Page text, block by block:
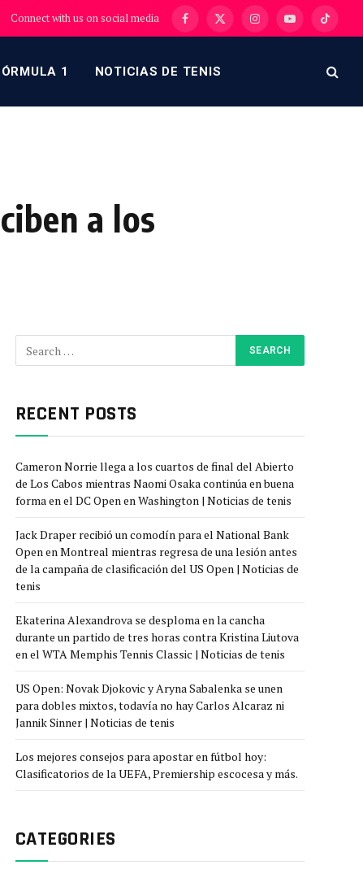
Connect with us on social media Facebook
X
InstagramYouTubeTikTok
1 NOTICIAS DE TENIS
a los
RECENT POSTS
Cameron Norrie llega a los cuartos de final del Abierto
de Los Cabos mientras Naomi Osaka continúa en buena
forma en el DC Open en Washington | Noticias de tenis
Jack Draper recibió un comodín para el National Bank
Open en Montreal mientras regresa de una lesión antes
de la campaña de clasificación del US Open | Noticias de
tenis
Ekaterina Alexandrova se desploma en la cancha
durante un partido de tres horas contra Kristina Liutova
en el WTA Memphis Tennis Classic | Noticias de tenis
US Open: Novak Djokovic y Aryna Sabalenka se unen
para dobles mixtos, todavía no hay Carlos Alcaraz ni
Jannik Sinner | Noticias de tenis
Los mejores consejos para apostar en fútbol hoy:
Clasificatorios de la UEFA, Premiership escocesa y más.
CATEGORIES